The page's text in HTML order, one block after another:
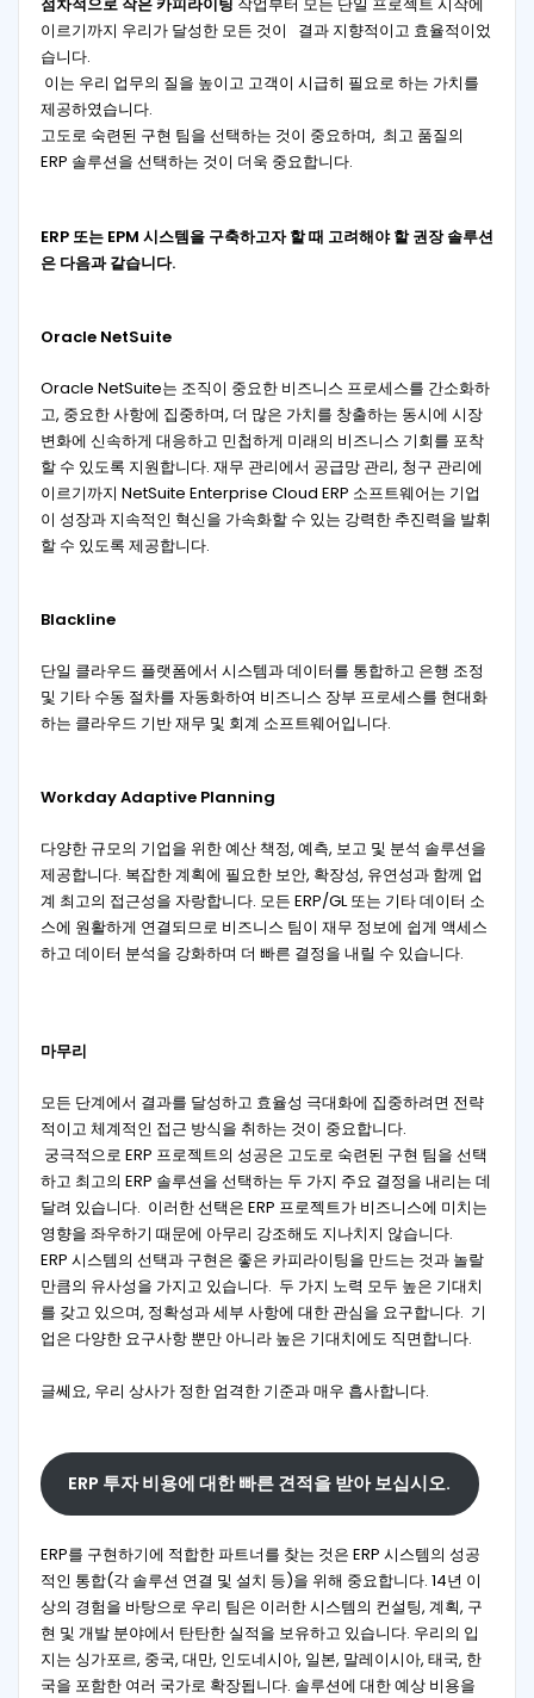
이르기까지 우리가 달성한 모든 것이 결과 지향적이고 효율적이었
습니다.
이는 우리 업무의 질을 높이고 고객이 시급히 필요로 하는 가치를
제공하였습니다.
고도로 숙련된 구현 팀을 선택하는 것이 중요하며, 최고 품질의
ERP 솔루션을 선택하는 것이 더욱 중요합니다.
ERP 또는 EPM 시스템을 구축하고자 할 때 고려해야 할 권장 솔루션
은 다음과 같습니다.
Oracle NetSuite
Oracle NetSuite는 조직이 중요한 비즈니스 프로세스를 간소화하
고, 중요한 사항에 집중하며, 더 많은 가치를 창출하는 동시에 시장
변화에 신속하게 대응하고 민첩하게 미래의 비즈니스 기회를 포착
할 수 있도록 지원합니다. 재무 관리에서 공급망 관리, 청구 관리에
이르기까지 NetSuite Enterprise Cloud ERP 소프트웨어는 기업
이 성장과 지속적인 혁신을 가속화할 수 있는 강력한 추진력을 발휘
할 수 있도록 제공합니다.
Blackline
단일 클라우드 플랫폼에서 시스템과 데이터를 통합하고 은행 조정
및 기타 수동 절차를 자동화하여 비즈니스 장부 프로세스를 현대화
하는 클라우드 기반 재무 및 회계 소프트웨어입니다.
Workday Adaptive Planning
다양한 규모의 기업을 위한 예산 책정, 예측, 보고 및 분석 솔루션을
제공합니다. 복잡한 계획에 필요한 보안, 확장성, 유연성과 함께 업
계 최고의 접근성을 자랑합니다. 모든 ERP/GL 또는 기타 데이터 소
스에 원활하게 연결되므로 비즈니스 팀이 재무 정보에 쉽게 액세스
하고 데이터 분석을 강화하며 더 빠른 결정을 내릴 수 있습니다.
마무리
모든 단계에서 결과를 달성하고 효율성 극대화에 집중하려면 전략
적이고 체계적인 접근 방식을 취하는 것이 중요합니다.
궁극적으로 ERP 프로젝트의 성공은 고도로 숙련된 구현 팀을 선택
하고 최고의 ERP 솔루션을 선택하는 두 가지 주요 결정을 내리는 데
달려 있습니다. 이러한 선택은 ERP 프로젝트가 비즈니스에 미치는
영향을 좌우하기 때문에 아무리 강조해도 지나치지 않습니다.
ERP 시스템의 선택과 구현은 좋은 카피라이팅을 만드는 것과 놀랄
만큼의 유사성을 가지고 있습니다. 두 가지 노력 모두 높은 기대치
를 갖고 있으며, 정확성과 세부 사항에 대한 관심을 요구합니다. 기
업은 다양한 요구사항 뿐만 아니라 높은 기대치에도 직면합니다.
글쎄요, 우리 상사가 정한 엄격한 기준과 매우 흡사합니다.
ERP 투자 비용에 대한 빠른 견적을 받아 보십시오.
ERP를 구현하기에 적합한 파트너를 찾는 것은 ERP 시스템의 성공
적인 통합(각 솔루션 연결 및 설치 등)을 위해 중요합니다. 14년 이
상의 경험을 바탕으로 우리 팀은 이러한 시스템의 컨설팅, 계획, 구
현 및 개발 분야에서 탄탄한 실적을 보유하고 있습니다. 우리의 입
지는 싱가포르, 중국, 대만, 인도네시아, 일본, 말레이시아, 태국, 한
국을 포함한 여러 국가로 확장됩니다. 솔루션에 대한 예상 비용을